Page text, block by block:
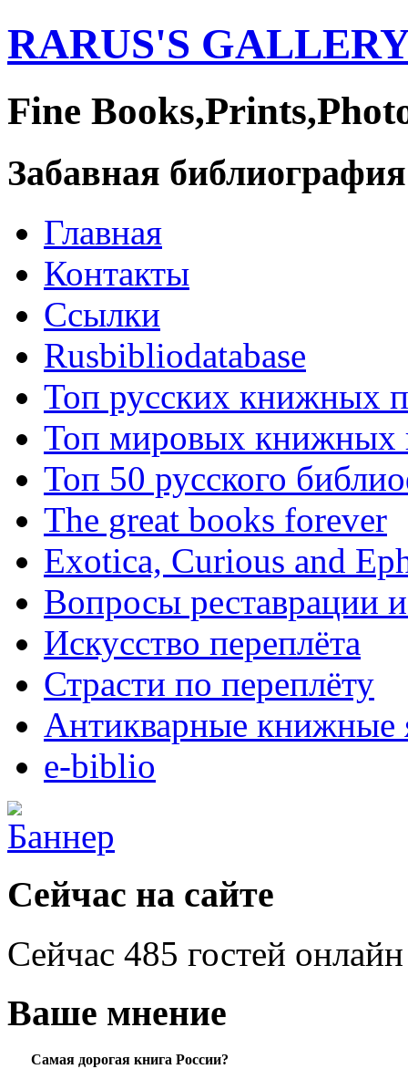
RARUS'S
Fine
Забавная библиография
Главная
Контакты
Ссылки
Rusbibliodatabase
Топ русских книжных
Топ мировых книжных
Топ 50 русского
The great books forever
Exotica, Curious and
Вопросы реставрации
Искусство переплёта
Страсти по переплёту
Антикварные книжные
e-biblio
Сейчас на сайте
Сейчас 485 гостей онлайн
Ваше мнение
Самая дорогая книга России?